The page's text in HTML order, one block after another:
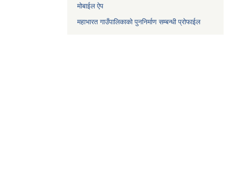
मोबाईल ऐप
महाभारत गाउँपालिकाको पुननिर्माण सम्बन्धी प्रोफाईल